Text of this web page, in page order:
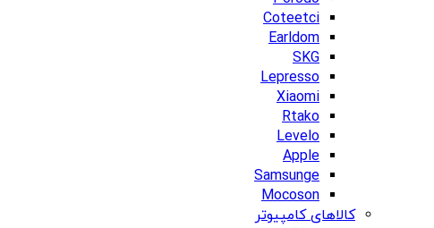
Coteetci
Earldom
SKG
Lepresso
Xiaomi
Rtako
Levelo
Apple
Samsunge
Mocoson
کالاهای کامپیوتر